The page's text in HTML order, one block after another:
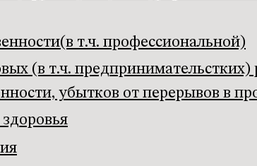
т.ч. профессиональной)
(в т.ч. предпринимательстких)
убытков от перерывов в